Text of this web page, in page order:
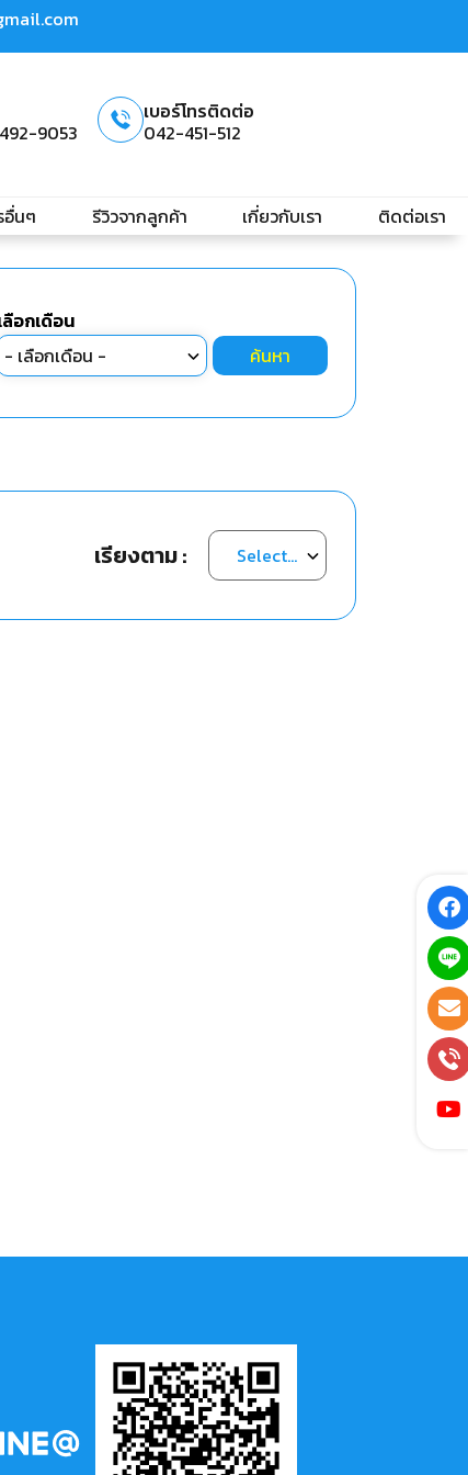
9053
เบอร์โทรติดต่อ
042-451-512
อื่นๆ รีวิวจากลูกค้า เกี่ยวกับเรา ติดต่อเรา
ลือกเดือน
ค้นหา
เรียงตาม :